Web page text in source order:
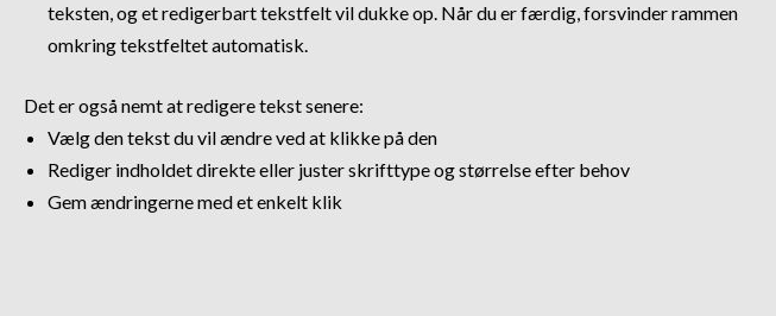
teksten, og et redigerbart tekstfelt vil dukke op. Når du er færdig, forsvinder rammen
omkring tekstfeltet automatisk.
Det er også nemt at redigere tekst senere:
Vælg den tekst du vil ændre ved at klikke på den
Rediger indholdet direkte eller juster skrifttype og størrelse efter behov
Gem ændringerne med et enkelt klik